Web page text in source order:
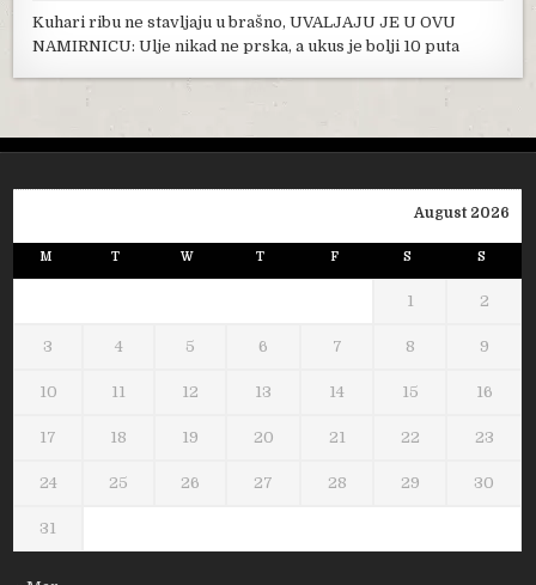
Kuhari ribu ne stavljaju u brašno, UVALJAJU JE U OVU
NAMIRNICU: Ulje nikad ne prska, a ukus je bolji 10 puta
August 2026
M T W T F S S
1 2
3 4 5 6 7 8 9
10 11 12 13 14 15 16
17 18 19 20 21 22 23
24 25 26 27 28 29 30
31